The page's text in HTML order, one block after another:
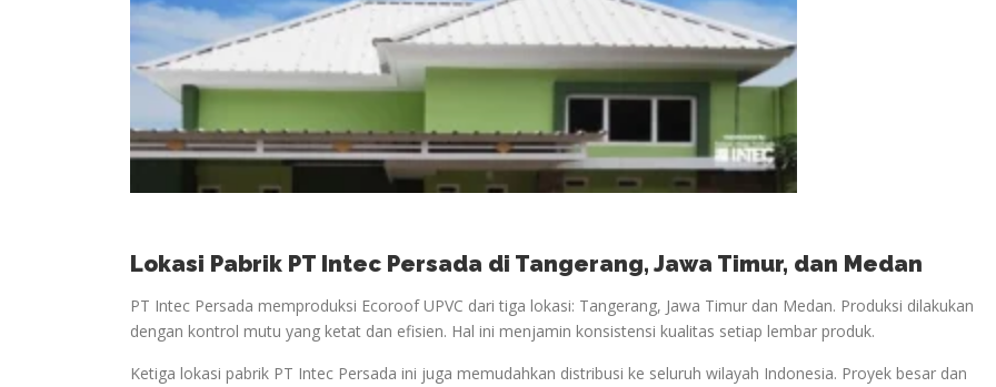
Lokasi Pabrik PT Intec Persada di Tangerang, Jawa Timur, dan Medan
PT Intec Persada memproduksi Ecoroof UPVC dari tiga lokasi: Tangerang, Jawa Timur dan Medan. Produksi dilakukan
dengan kontrol mutu yang ketat dan efisien. Hal ini menjamin konsistensi kualitas setiap lembar produk.
Ketiga lokasi pabrik PT Intec Persada ini juga memudahkan distribusi ke seluruh wilayah Indonesia. Proyek besar dan